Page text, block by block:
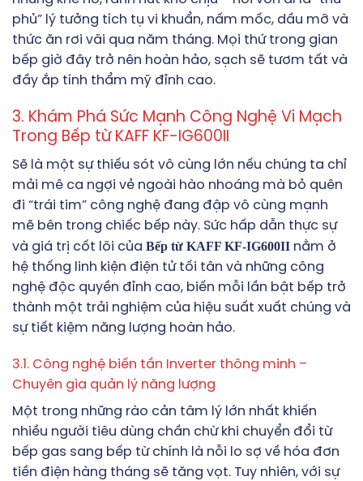
phủ” lý tưởng tích tụ vi khuẩn, nấm mốc, dầu mỡ và
thức ăn rơi vãi qua năm tháng. Mọi thứ trong gian
bếp giờ đây trở nên hoàn hảo, sạch sẽ tươm tất và
đầy ắp tính thẩm mỹ đỉnh cao.
3. Khám Phá Sức Mạnh Công Nghệ Vi Mạch
Trong Bếp từ KAFF KF-IG600II
Sẽ là một sự thiếu sót vô cùng lớn nếu chúng ta chỉ
mải mê ca ngợi vẻ ngoài hào nhoáng mà bỏ quên
đi “trái tim” công nghệ đang đập vô cùng mạnh
mẽ bên trong chiếc bếp này. Sức hấp dẫn thực sự
và giá trị cốt lõi của Bếp từ KAFF KF-IG600II nằm ở
hệ thống linh kiện điện tử tối tân và những công
nghệ độc quyền đỉnh cao, biến mỗi lần bật bếp trở
thành một trải nghiệm của hiệu suất xuất chúng và
sự tiết kiệm năng lượng hoàn hảo.
3.1. Công nghệ biến tần Inverter thông minh –
Chuyên gia quản lý năng lượng
Một trong những rào cản tâm lý lớn nhất khiến
nhiều người tiêu dùng chần chừ khi chuyển đổi từ
bếp gas sang bếp từ chính là nỗi lo sợ về hóa đơn
tiền điện hàng tháng sẽ tăng vọt. Tuy nhiên, với sự